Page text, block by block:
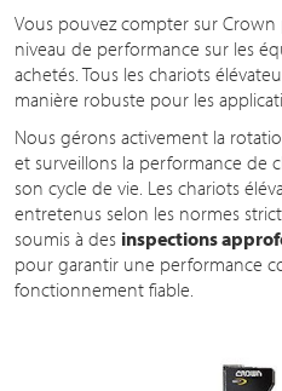
Vous pouvez compter sur
niveau de performance sur les
achetés. Tous les chariots
manière robuste pour les
Nous gérons activement la
et surveillons la performance de
son cycle de vie. Les chariots
entretenus selon les normes
soumis à des inspections
pour garantir une performance
fonctionnement fiable.